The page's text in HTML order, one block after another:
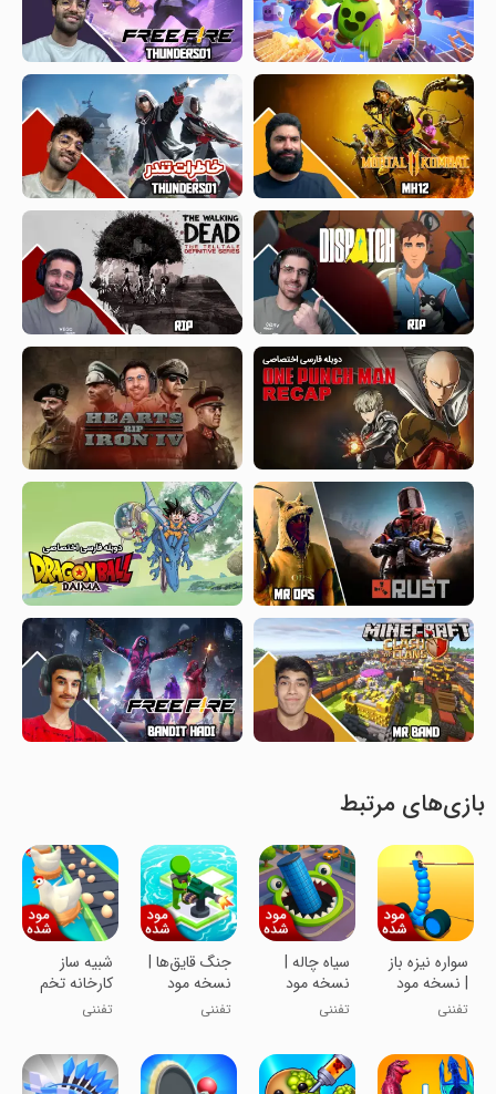
بازی‌های مرتبط
سواره نیزه باز
| نسخه مود
شده
تفننی
‏سیاه چاله |
نسخه مود
شده
تفننی
جنگ قایق‌ها |
نسخه مود
شده
تفننی
شبیه ساز
کارخانه تخم
مرغ | نسخه
تفننی